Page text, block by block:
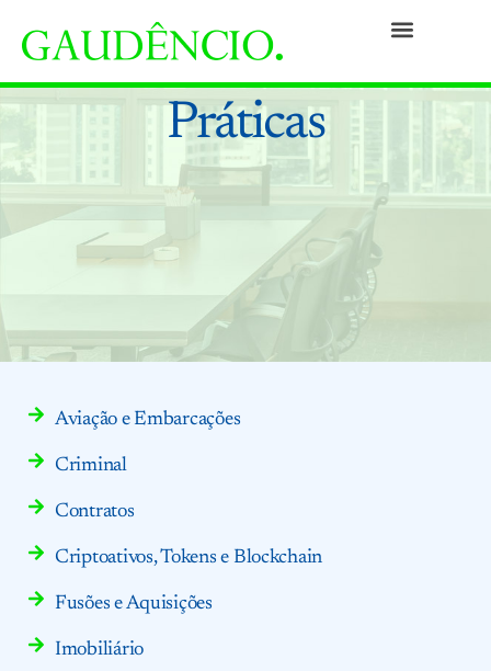
Práticas
Aviação e Embarcações
Criminal
Contratos
Criptoativos, Tokens e Blockchain
Fusões e Aquisições
Imobiliário